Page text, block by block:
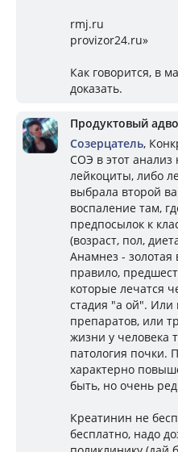
rmj.ru
provizor24.ru»
Как говорится, в
доказать.
Продуктовый
Созерцатель,
СОЭ в этот
лейкоциты, либо
выбрала второй
воспаление там,
предпосылок к
(возраст, пол,
Анамнез -
правило,
которые лечатся
стадия "а ой".
препаратов, или
жизни у человека
патология почки.
характерно
быть, но очень
Креатинин не
бесплатно, надо